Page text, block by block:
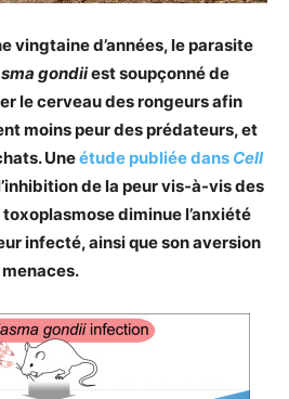
vingtaine d’années, le parasite
gondiiest soupçonné de
le cerveau des rongeurs afin
moins peur des prédateurs, et
Uneétude publiée dans Cell
de la peur vis-à-vis des
diminue l’anxiété
infecté, ainsi que son aversion